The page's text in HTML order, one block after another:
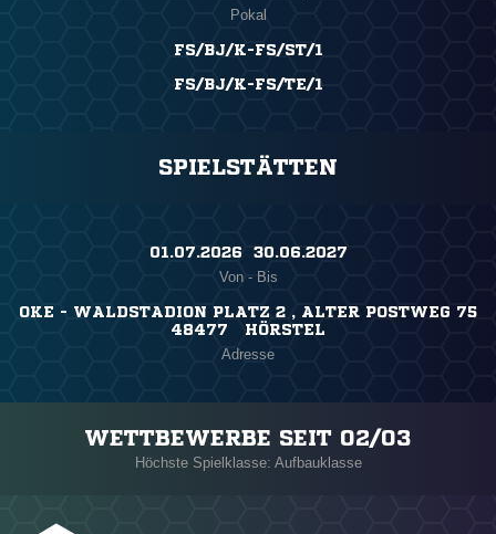
Pokal
FS/BJ/K-FS/ST/1
FS/BJ/K-FS/TE/1
SPIELSTÄTTEN
01.07.2026 ​ 30.06.2027
Von - Bis
OKE - WALDSTADION PLATZ 2 , ALTER POSTWEG 75
48477 HÖRSTEL
Adresse
WETTBEWERBE SEIT 02/03
Höchste Spielklasse: Aufbauklasse